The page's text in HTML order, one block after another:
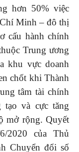
hơn 50% việc
Minh – đô thị
cấu hành chính
Trung ương
khu vực doanh
chốt khi Thành
tâm tài chính
tạo và cực tăng
mở rộng. Quyết
2020 của Thủ
Chuyển đổi số